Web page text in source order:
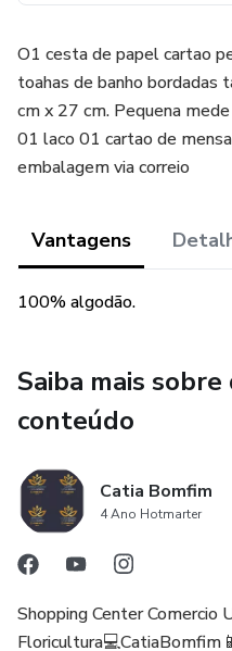
O1 cesta de papel cartao
toahas de banho bordadas
cm x 27 cm. Pequena
01 laco 01 cartao de
embalagem via correio
Vantagens
100% algodão.
Saiba mais
conteúdo
Catia Bomfim
4 Ano Hotmarter
Shopping Center